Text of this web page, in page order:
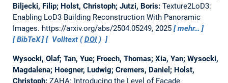
Biljecki, Filip; Holst, Christoph; Jutzi, Boris: Texture2LoD3:
Enabling LoD3 Building Reconstruction With Panoramic
Images. https://arxiv.org/abs/2504.05249, 2025
mehr…
BibTeX
Volltext (DOI)
Wysocki, Olaf; Tan, Yue; Froech, Thomas; Xia, Yan; Wysocki,
Magdalena; Hoegner, Ludwig; Cremers, Daniel; Holst,
Christoph: ZAHA: Introducing the Level of Facade